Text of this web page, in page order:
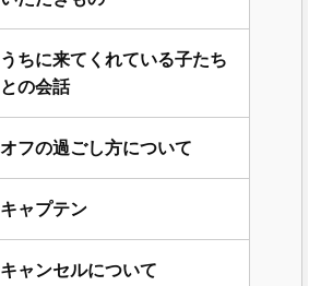
うちに来てくれている子たち
との会話
オフの過ごし方について
キャプテン
キャンセルについて